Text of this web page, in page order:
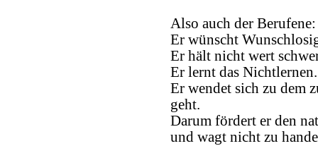
Also auch der Berufene:
Er wünscht
Er hält nicht wert
Er lernt das Nichtlernen.
Er wendet sich zu dem
geht.
Darum fördert er den
und wagt nicht zu